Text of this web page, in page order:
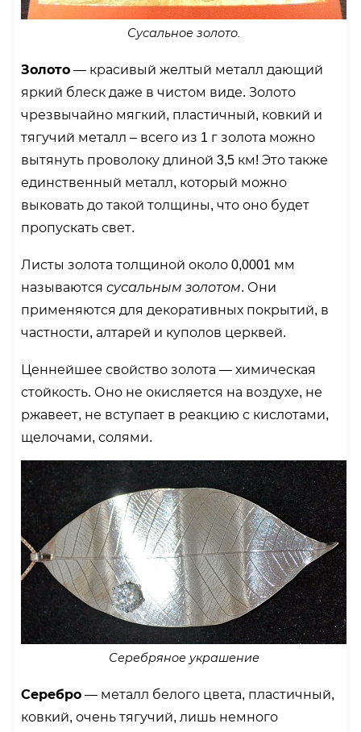
Сусальное золото.
Золото — красивый желтый металл дающий
яркий блеск даже в чистом виде. Золото
чрезвычайно мягкий, пластичный, ковкий и
тягучий металл – всего из 1 г золота можно
вытянуть проволоку длиной 3,5 км! Это также
единственный металл, который можно
выковать до такой толщины, что оно будет
пропускать свет.
Листы золота толщиной около 0,0001 мм
называютсясусальным золотом. Они
применяются для декоративных покрытий, в
частности, алтарей и куполов церквей.
Ценнейшее свойство золота — химическая
стойкость. Оно не окисляется на воздухе, не
ржавеет, не вступает в реакцию с кислотами,
щелочами, солями.
Серебряное украшение
Серебро — металл белого цвета, пластичный,
ковкий, очень тягучий, лишь немного